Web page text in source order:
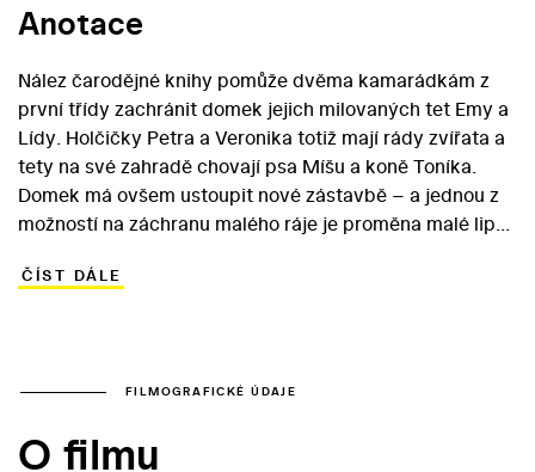
Anotace
Nález čarodějné knihy pomůže dvěma kamarádkám z
první třídy zachránit domek jejich milovaných tet Emy a
Lídy. Holčičky Petra a Veronika totiž mají rády zvířata a
tety na své zahradě chovají psa Míšu a koně Toníka.
Domek má ovšem ustoupit nové zástavbě – a jednou z
možností na záchranu malého ráje je proměna malé lipky
kouzel dokonce povede změnit živého Toníka v
Drahomíry Králové. Role Veroniky se ujala Lucie
Potkal jsem ho v zoo (1994) a Artuš, Merlin a Prchlíci
ČÍST DÁLE
FILMOGRAFICKÉ ÚDAJE
O filmu